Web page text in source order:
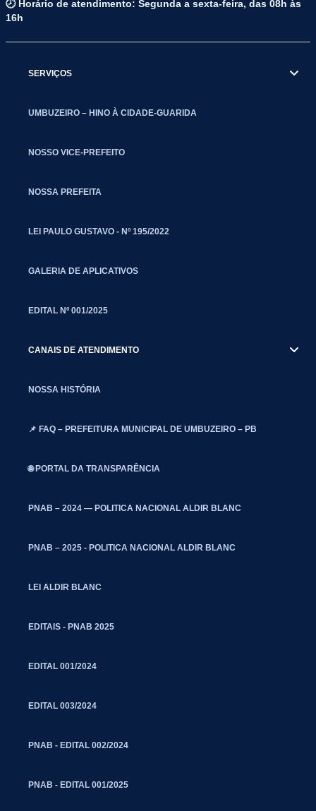
🕗 Horário de atendimento: Segunda a sexta-feira, das 08h às
16h
SERVIÇOS
UMBUZEIRO – HINO À CIDADE-GUARIDA
NOSSO VICE-PREFEITO
NOSSA PREFEITA
LEI PAULO GUSTAVO - Nº 195/2022
GALERIA DE APLICATIVOS
EDITAL Nº 001/2025
CANAIS DE ATENDIMENTO
NOSSA HISTÓRIA
📌 FAQ – PREFEITURA MUNICIPAL DE UMBUZEIRO – PB
🌐 PORTAL DA TRANSPARÊNCIA
PNAB – 2024 — POLITICA NACIONAL ALDIR BLANC
PNAB – 2025 - POLITICA NACIONAL ALDIR BLANC
LEI ALDIR BLANC
EDITAIS - PNAB 2025
EDITAL 001/2024
EDITAL 003/2024
PNAB - EDITAL 002/2024
PNAB - EDITAL 001/2025